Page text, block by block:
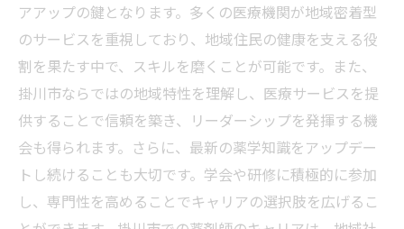
薬剤師求人を通じて静岡県掛川市の地域医療を
支える
地域医療に不可欠な薬剤師の存在
薬剤師が地域社会に与える影響
地元医療機関との連携強化策
住民の健康を守るための革新と貢献
地域医療の未来を担う薬剤師の役割
アアップの鍵となります。多くの医療機関が地域密着型
のサービスを重視しており、地域住民の健康を支える役
割を果たす中で、スキルを磨くことが可能です。また、
掛川市ならではの地域特性を理解し、医療サービスを提
供することで信頼を築き、リーダーシップを発揮する機
会も得られます。さらに、最新の薬学知識をアップデー
トし続けることも大切です。学会や研修に積極的に参加
し、専門性を高めることでキャリアの選択肢を広げるこ